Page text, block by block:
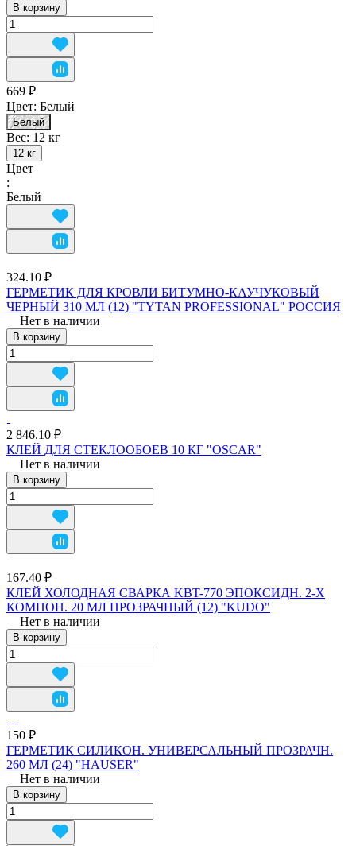
В корзину
669 ₽
Цвет: Белый
Белый
Вес: 12 кг
12 кг
Цвет
:
Белый
324.10 ₽
ГЕРМЕТИК ДЛЯ КРОВЛИ БИТУМНО-КАУЧУКОВЫЙ
ЧЕРНЫЙ 310 МЛ (12) "TYTAN PROFESSIONAL" РОССИЯ
Нет в наличии
В корзину
2 846.10 ₽
КЛЕЙ ДЛЯ СТЕКЛООБОЕВ 10 КГ "OSCAR"
Нет в наличии
В корзину
167.40 ₽
КЛЕЙ ХОЛОДНАЯ СВАРКА KBT-770 ЭПОКСИДН. 2-Х
КОМПОН. 20 МЛ ПРОЗРАЧНЫЙ (12) "KUDO"
Нет в наличии
В корзину
150 ₽
ГЕРМЕТИК СИЛИКОН. УНИВЕРСАЛЬНЫЙ ПРОЗРАЧН.
260 МЛ (24) "HAUSER"
Нет в наличии
В корзину